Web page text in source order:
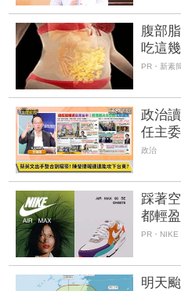
腹部
吃這
蠻腰
PR・新素
政治
任主
言：
政治
踩著
都輕
PR・NIKE
明天